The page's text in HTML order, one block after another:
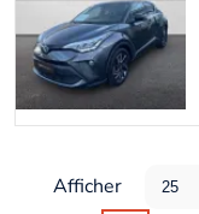
Afficher